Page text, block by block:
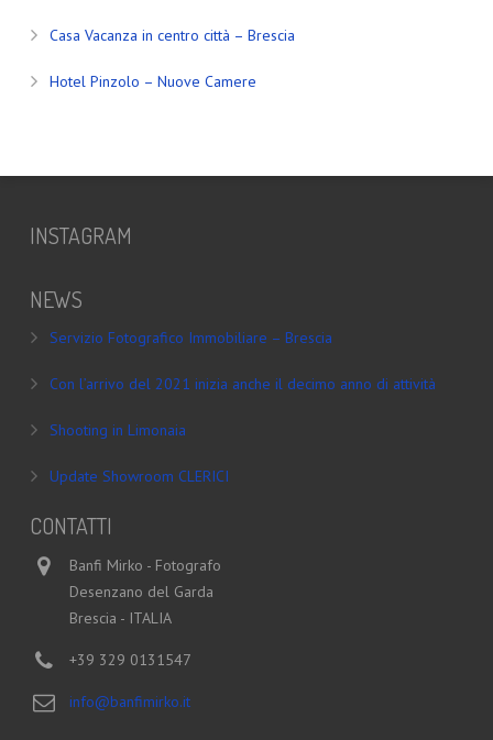
Casa Vacanza in centro città – Brescia
Hotel Pinzolo – Nuove Camere
INSTAGRAM
NEWS
Servizio Fotografico Immobiliare – Brescia
Con l’arrivo del 2021 inizia anche il decimo anno di attività
Shooting in Limonaia
Update Showroom CLERICI
CONTATTI
Banfi Mirko - Fotografo
Desenzano del Garda
Brescia - ITALIA
+39 329 0131547
info@banfimirko.it